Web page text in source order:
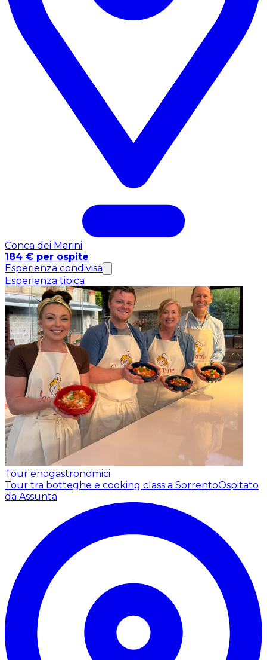
Conca dei Marini
184 € per ospite
Esperienza condivisa
Esperienza tipica
Tour enogastronomici
Tour tra botteghe e cooking class a SorrentoOspitato
da Assunta